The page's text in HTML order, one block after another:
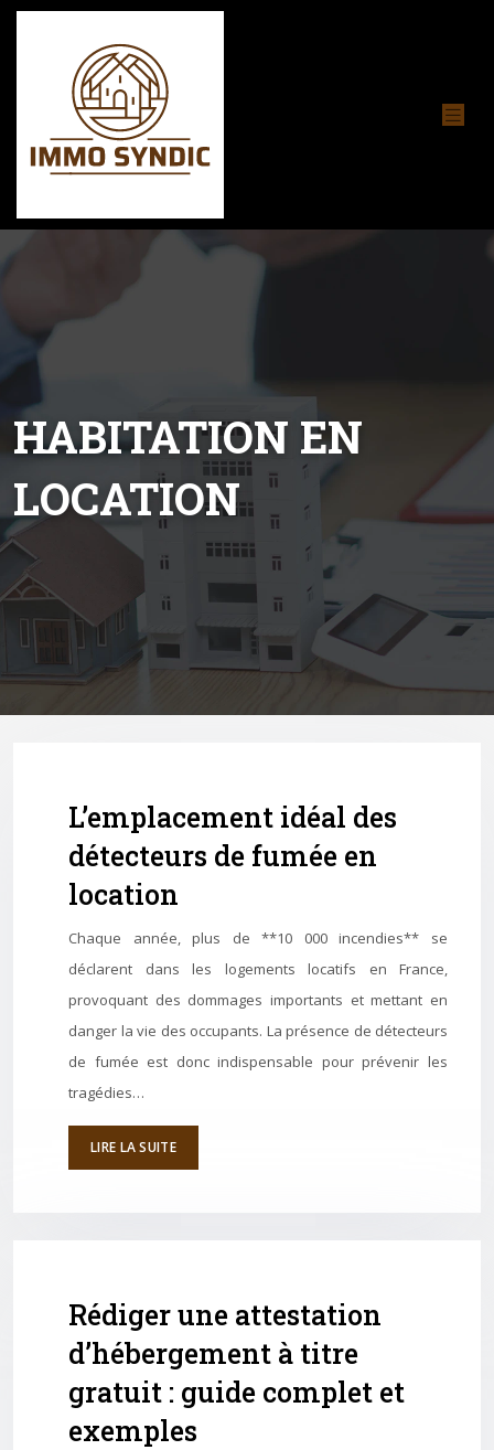
HABITATION EN
LOCATION
L’emplacement idéal des
détecteurs de fumée en
location
Chaque année, plus de **10 000 incendies** se
déclarent dans les logements locatifs en France,
provoquant des dommages importants et mettant en
danger la vie des occupants. La présence de détecteurs
de fumée est donc indispensable pour prévenir les
tragédies…
LIRE LA SUITE
Rédiger une attestation
d’hébergement à titre
gratuit : guide complet et
exemples